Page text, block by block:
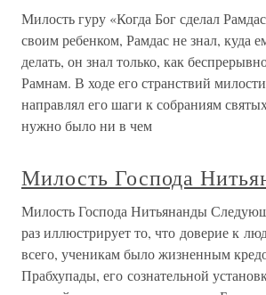
Милость гуру «Когда Бог сделал
своим ребенком, Рамдас не знал, куда
делать, он знал только, как
Рамнам. В ходе его странствий
направлял его шаги к собраниям
нужно было ни в чем
Милость Господа
Милость Господа Нитьянанды
раз иллюстрирует то, что доверие к
всего, ученикам было жизненным
Прабхупады, его сознательной